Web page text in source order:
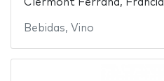
Clermont Ferrand, Francia
Bebidas, Vino